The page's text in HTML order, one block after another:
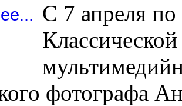
С 7 апреля по
фотографа